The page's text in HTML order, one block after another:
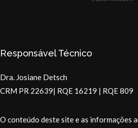
Responsável Técnico
Dra. Josiane Detsch
CRM PR 22639| RQE 16219 | RQE 809
O conteúdo deste site e as informações